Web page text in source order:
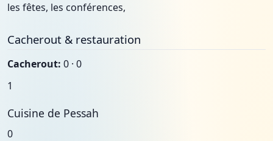
les fêtes, les conférences,
Cacherout & restauration
Cacherout: 0 · 0
1
Cuisine de Pessah
0